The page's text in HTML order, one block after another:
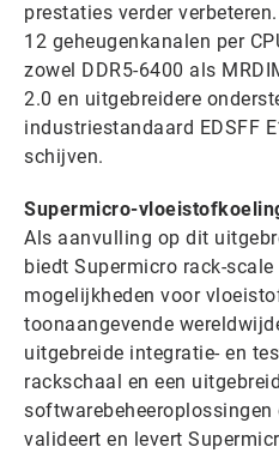
prestaties verder
12 geheugenkanalen per
zowel DDR5-6400 als
2.0 en uitgebreidere
industriestandaard EDSFF
schijven.
Supermicro-
Als aanvulling op dit
biedt Supermicro rack-
mogelijkheden voor
toonaangevende
uitgebreide integratie- en
rackschaal en een
valideert en levert